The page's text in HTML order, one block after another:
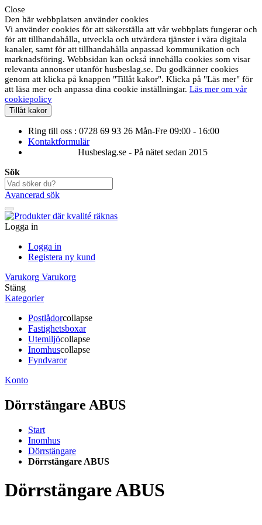
Close
Den här webbplatsen använder cookies
Vi använder cookies för att säkerställa att vår webbplats fungerar och
för att tillhandahålla, utveckla och utvärdera tjänster i våra digitala
kanaler, samt för att tillhandahålla anpassad kommunikation och
marknadsföring. Webbsidan kan också innehålla cookies som visar
relevanta annonser utanför husbeslag.se. Du godkänner cookies
genom att klicka på knappen "Tillåt kakor". Klicka på "Läs mer" för
att läsa mer och anpassa dina cookie inställningar. Läs mer om vår
cookiepolicy
Tillåt kakor
Ring till oss : 0728 69 93 26 Mån-Fre 09:00 - 16:00
Kontaktformulär
Husbeslag.se - På nätet sedan 2015
Sök
Avancerad sök
Logga in
Logga in
Registera ny kund
Varukorg Varukorg
Stäng
Kategorier
Postlådorcollapse
Fastighetsboxar
Utemiljöcollapse
Inomhuscollapse
Fyndvaror
Konto
Dörrstängare ABUS
Start
Inomhus
Dörrstängare
Dörrstängare ABUS
Dörrstängare ABUS